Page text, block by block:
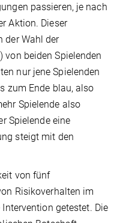
passieren, je nach
Aktion. Dieser
der Wahl der
von beiden Spielenden
nur jene Spielenden
zum Ende blau, also
Spielende also
Spielende eine
steigt mit den
von fünf
Risikoverhalten im
getestet. Die